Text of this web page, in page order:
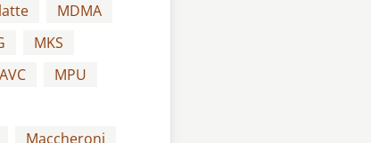
MDMA
MKS
MPU
Maccheroni